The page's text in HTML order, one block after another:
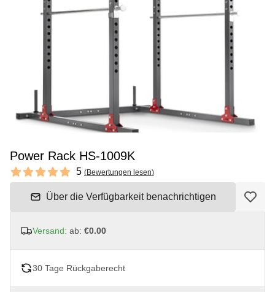
Power Rack HS-1009K
Reviews
5 out of 5 stars 5 (Bewertungen lesen)
Über die Verfügbarkeit benachrichtigen
Versand: ab: €0.00
30 Tage Rückgaberecht